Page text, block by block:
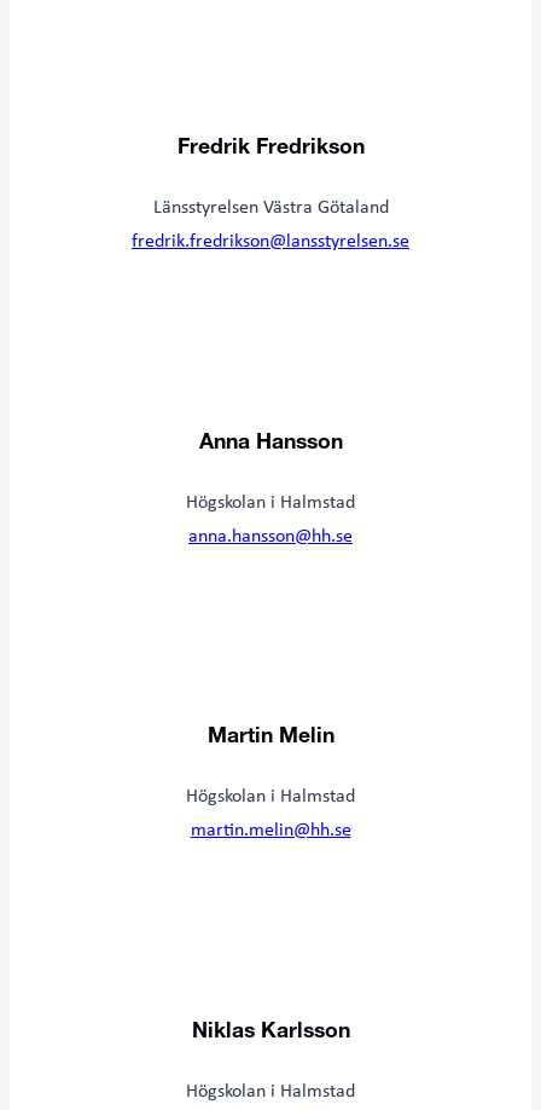
Fredrik Fredrikson
Länsstyrelsen Västra Götaland
fredrik.fredrikson@lansstyrelsen.se
Anna Hansson
Högskolan i Halmstad
anna.hansson@hh.se
Martin Melin
Högskolan i Halmstad
martin.melin@hh.se
Niklas Karlsson
Högskolan i Halmstad